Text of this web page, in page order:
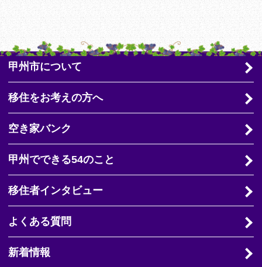
甲州市について
移住をお考えの方へ
空き家バンク
甲州でできる54のこと
移住者インタビュー
よくある質問
新着情報